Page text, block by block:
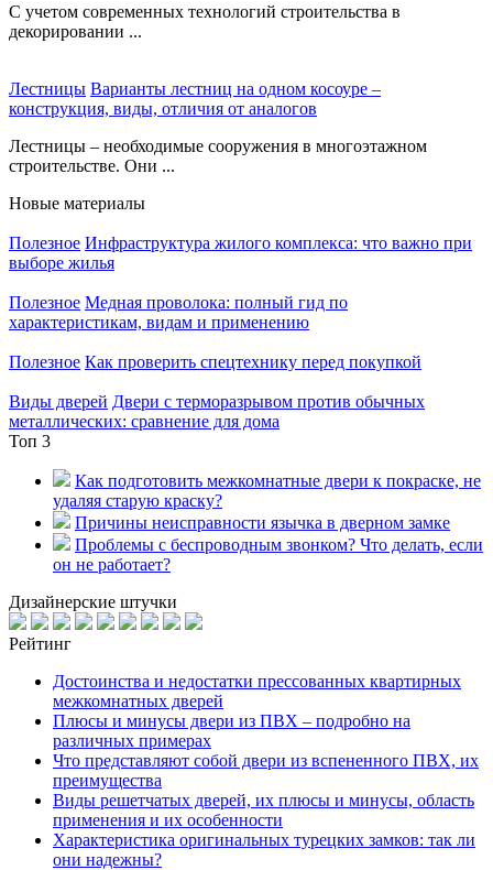
С учетом современных технологий строительства в
декорировании ...
Лестницы Варианты лестниц на одном косоуре –
конструкция, виды, отличия от аналогов
Лестницы – необходимые сооружения в многоэтажном
строительстве. Они ...
Новые материалы
Полезное Инфраструктура жилого комплекса: что важно при
выборе жилья
Полезное Медная проволока: полный гид по
характеристикам, видам и применению
Полезное Как проверить спецтехнику перед покупкой
Виды дверей Двери с терморазрывом против обычных
металлических: сравнение для дома
Топ 3
Как подготовить межкомнатные двери к покраске, не
удаляя старую краску?
Причины неисправности язычка в дверном замке
Проблемы с беспроводным звонком? Что делать, если
он не работает?
Дизайнерские штучки
Рейтинг
Достоинства и недостатки прессованных квартирных
межкомнатных дверей
Плюсы и минусы двери из ПВХ – подробно на
различных примерах
Что представляют собой двери из вспененного ПВХ, их
преимущества
Виды решетчатых дверей, их плюсы и минусы, область
применения и их особенности
Характеристика оригинальных турецких замков: так ли
они надежны?